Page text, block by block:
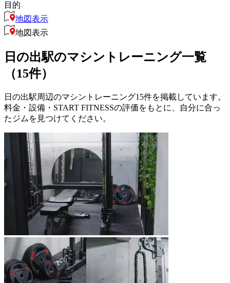
目的
地図表示
地図表示
日の出駅のマシントレーニング一覧
（15件）
日の出駅周辺のマシントレーニング15件を掲載しています。
料金・設備・START FITNESSの評価をもとに、自分に合っ
たジムを見つけてください。